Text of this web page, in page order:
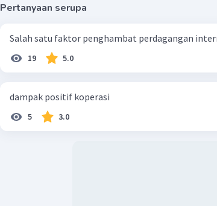
Pertanyaan serupa
Salah satu faktor penghambat perdagangan
19 5.0
dampak positif koperasi
5 3.0